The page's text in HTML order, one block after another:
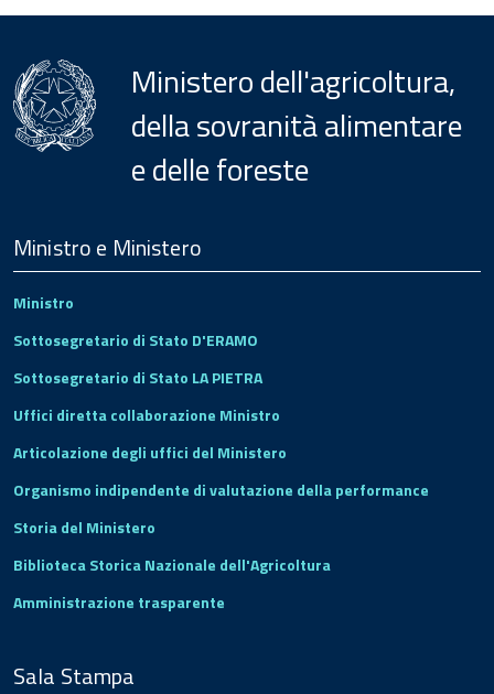
Ministero dell'agricoltura,
della sovranità alimentare
e delle foreste
Footer
Ministro e Ministero
Ministro
Sottosegretario di Stato D'ERAMO
Sottosegretario di Stato LA PIETRA
Uffici diretta collaborazione Ministro
Articolazione degli uffici del Ministero
Organismo indipendente di valutazione della performance
Storia del Ministero
Biblioteca Storica Nazionale dell'Agricoltura
Amministrazione trasparente
Sala Stampa